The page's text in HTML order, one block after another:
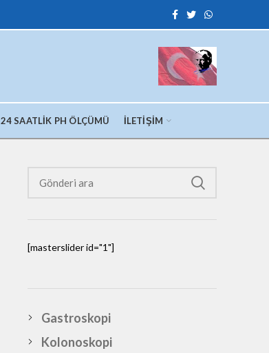
24 SAATLIK PH ÖLÇÜMÜ İLETIŞIM
[masterslider id="1"]
Gastroskopi
Kolonoskopi